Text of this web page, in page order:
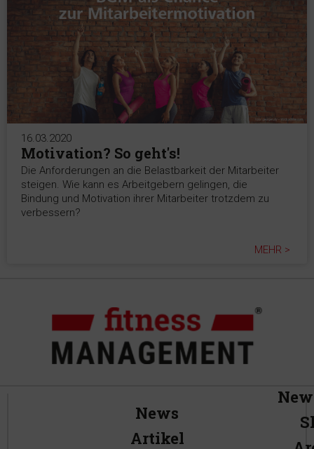
16.03.2020
Motivation? So geht's!
Die Anforderungen an die Belastbarkeit der Mitarbeiter
steigen. Wie kann es Arbeitgebern gelingen, die
Bindung und Motivation ihrer Mitarbeiter trotzdem zu
verbessern?
MEHR >
News
Artikel